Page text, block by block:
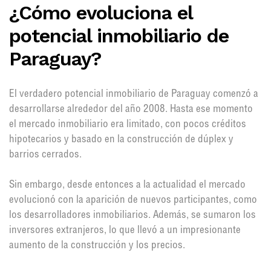
¿Cómo evoluciona el
potencial inmobiliario de
Paraguay?
El verdadero potencial inmobiliario de Paraguay comenzó a
desarrollarse alrededor del año 2008. Hasta ese momento
el mercado inmobiliario era limitado, con pocos créditos
hipotecarios y basado en la construcción de dúplex y
barrios cerrados.
Sin embargo, desde entonces a la actualidad el mercado
evolucionó con la aparición de nuevos participantes, como
los desarrolladores inmobiliarios. Además, se sumaron los
inversores extranjeros, lo que llevó a un impresionante
aumento de la construcción y los precios.